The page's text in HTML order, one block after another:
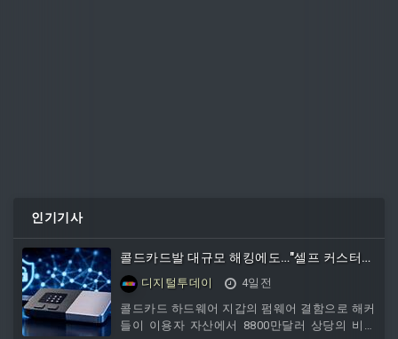
인기기사
콜드카드발 대규모 해킹에도…"셀프 커스터디
가 답"디지털투데이
4일전
콜드카드 하드웨어 지갑의 펌웨어 결함으로 해커
들이 이용자 자산에서 8800만달러 상당의 비트